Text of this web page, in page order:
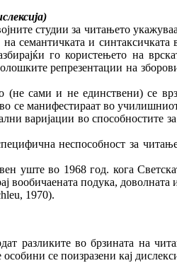
студии за читањето
семантичката и
го користењето на
репрезентации на
(не сами и не единствени) се
се манифестираат во
варијации во
неспособност за
уште во 1968 год. кога
подука, доволната
1970).
разликите во брзината на
се поизразени кај